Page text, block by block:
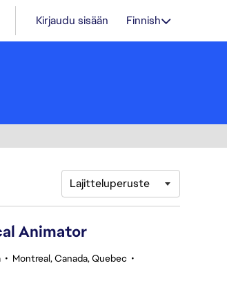
Kirjaudu sisään Finnish
Lajitteluperuste
Animator
• Montreal, Canada, Quebec •